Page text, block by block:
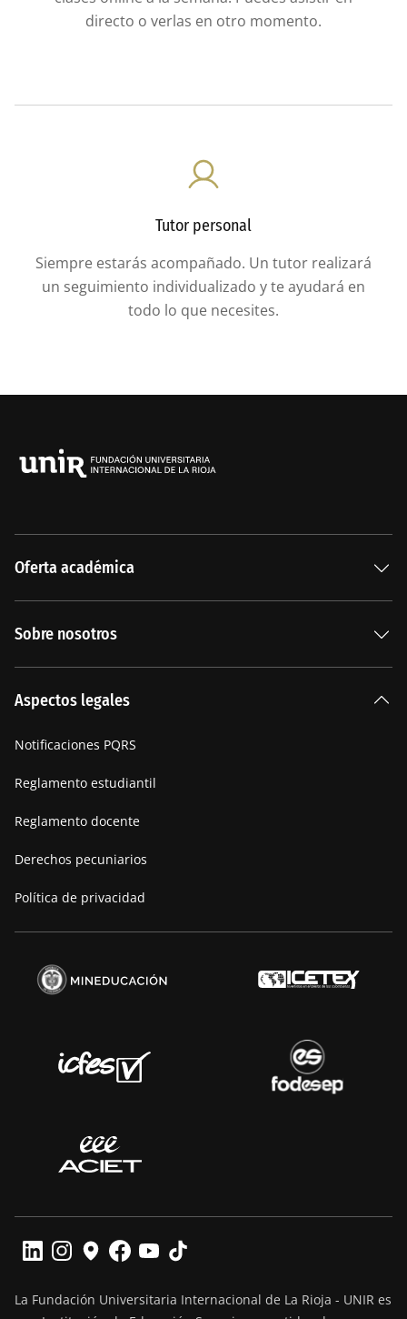
directo o verlas en otro momento.
Tutor personal
Siempre estarás acompañado. Un tutor realizará
un seguimiento individualizado y te ayudará en
todo lo que necesites.
Oferta académica
Sobre nosotros
Manifiesto
Aspectos legales
Notificaciones PQRS
Reglamento estudiantil
Reglamento docente
Derechos pecuniarios
Política de privacidad
La Fundación Universitaria Internacional de La Rioja - UNIR es